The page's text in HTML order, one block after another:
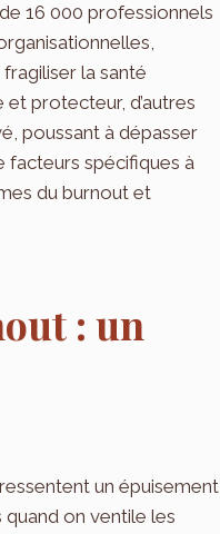
16 000 professionnels
la santé
protecteur, d’autres
poussant à dépasser
facteurs spécifiques à
du burnout et
: un
un épuisement
on ventile les